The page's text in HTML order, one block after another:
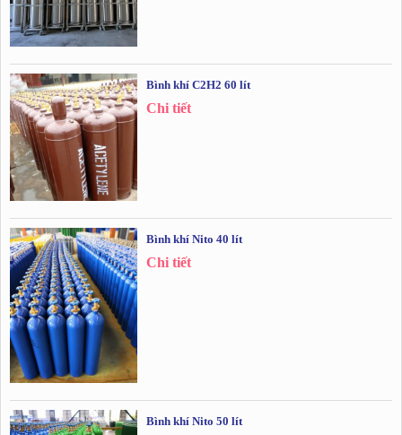
Bình khí C2H2 60 lít
Chi tiết
Bình khí Nito 40 lít
Chi tiết
Bình khí Nito 50 lít